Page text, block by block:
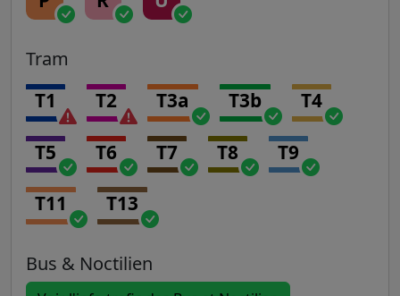
Tram
T1 T2 T3a T3b T4
T5 T6 T7 T8 T9
T11 T13
Bus & Noctilien